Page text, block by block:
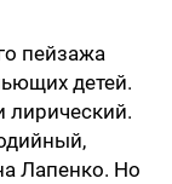
пейзажа
детей.
лирический.
Лапенко. Но